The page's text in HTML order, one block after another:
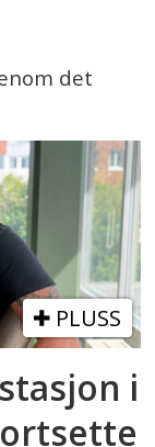
det
PLUSS
i